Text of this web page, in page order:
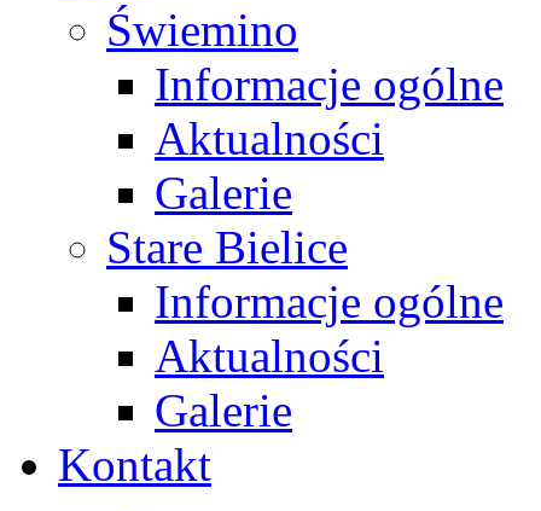
Świemino
Informacje ogólne
Aktualności
Galerie
Stare Bielice
Informacje ogólne
Aktualności
Galerie
Kontakt